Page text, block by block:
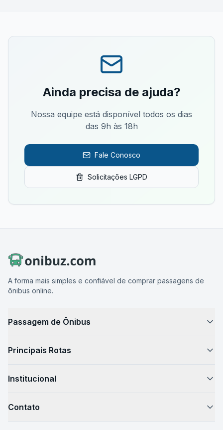
Ainda precisa de ajuda?
Nossa equipe está disponível todos os dias
das 9h às 18h
Fale Conosco
Solicitações LGPD
A forma mais simples e confiável de comprar passagens de
ônibus online.
Passagem de Ônibus
Horário de Ônibus
Destinos
Como Chegar
Principais Rotas
Rio de Janeiro → São Paulo
Institucional
Contato